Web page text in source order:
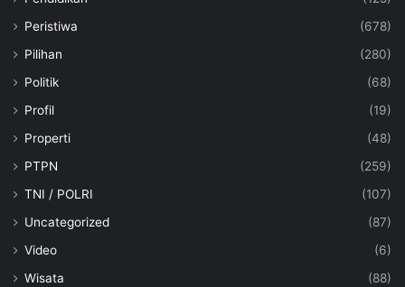
Peristiwa
(678)
Pilihan
(280)
Politik
(68)
Profil
(19)
Properti
(48)
PTPN
(259)
TNI / POLRI
(107)
Uncategorized
(87)
Video
(6)
Wisata
(88)